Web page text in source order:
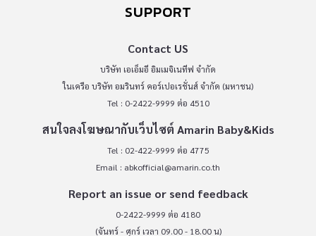
SUPPORT
Contact US
บริษัท เอเอ็มอี อิมเมจิเนทีฟ จำกัด
ในเครือ บริษัท อมรินทร์ คอร์เปอเรชั่นส์ จำกัด (มหาชน)
Tel : 0-2422-9999 ต่อ 4510
สนใจลงโฆษณากับเว็บไซต์ Amarin Baby&Kids
Tel : 02-422-9999 ต่อ 4775
Email : abkofficial@amarin.co.th
Report an issue or send feedback
0-2422-9999 ต่อ 4180
(จันทร์ - ศุกร์ เวลา 09.00 - 18.00 น)